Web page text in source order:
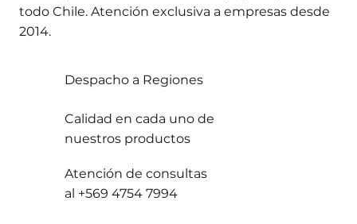
todo Chile. Atención exclusiva a empresas desde
2014.
Despacho a Regiones
Calidad en cada uno de
nuestros productos
Atención de consultas
al +569 4754 7994